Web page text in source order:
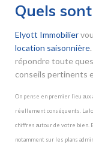
Quels
Elyott Immobilier
location saisonnière
répondre toute
conseils pertinents
On pense en premier lieu aux
réellement conséquents. La
chiffres autour de votre bien.
notamment sur les plans